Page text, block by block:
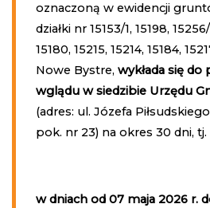
oznaczoną w ewidencji
działki nr 15153/1, 15198,
15180, 15215, 15214, 15184,
Nowe Bystre, wykłada się
wglądu w siedzibie Urzędu
(adres: ul. Józefa
pok. nr 23) na okres 30 dni, tj.
w dniach od 07 maja 2026 r.